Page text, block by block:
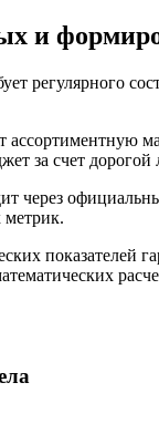
и
регулярного
за счет дорогой
через
метрик.
показателей